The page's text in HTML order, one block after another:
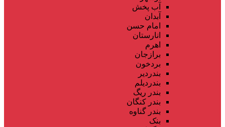
آب پخش
آبدان
امام حسن
انارستان
اهرم
برازجان
بردخون
بندردیر
بندردیلم
بندر ریگ
بندر کنگان
بندر گناوه
بنک